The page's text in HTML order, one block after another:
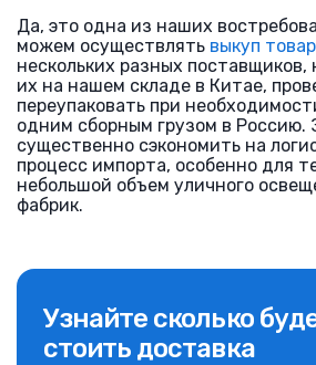
Да, это одна из наших
можем осуществлять выкуп
нескольких разных поставщиков,
их на нашем складе в Китае,
переупаковать при
одним сборным грузом в Россию.
существенно сэкономить на
процесс импорта, особенно для
небольшой объем уличного
фабрик.
Узнайте сколько
стоить доставка